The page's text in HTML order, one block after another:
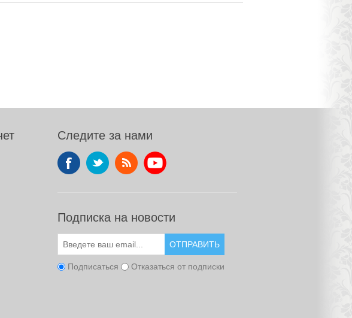
Следите за нами
Подписка на новости
ОТПРАВИТЬ
Подписаться Отказаться от подписки